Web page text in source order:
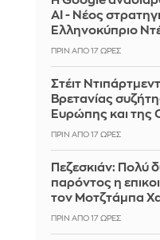
AI - Νέος
Ελληνοκύπριο
ΠΡΙΝ ΑΠΌ 17 ΏΡΕΣ
Στέιτ
Βρετανίας
Ευρώπης και της
ΠΡΙΝ ΑΠΌ 17 ΏΡΕΣ
Πεζεσκιάν: Πολύ
παρόντος η
τον Μοτζτάμπα
ΠΡΙΝ ΑΠΌ 17 ΏΡΕΣ